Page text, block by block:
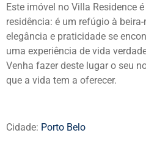
Este imóvel no Villa Residence
residência: é um refúgio à
elegância e praticidade se
uma experiência de vida
Venha fazer deste lugar o seu
que a vida tem a oferecer.
Cidade: Porto Belo